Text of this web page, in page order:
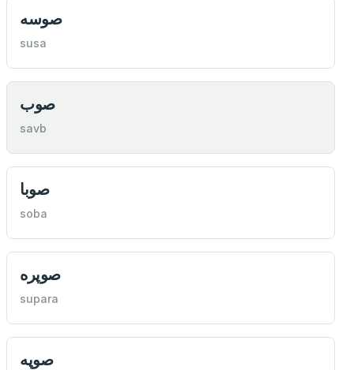
صوسه
susa
صوب
savb
صوبا
soba
صوپره
supara
صوپه